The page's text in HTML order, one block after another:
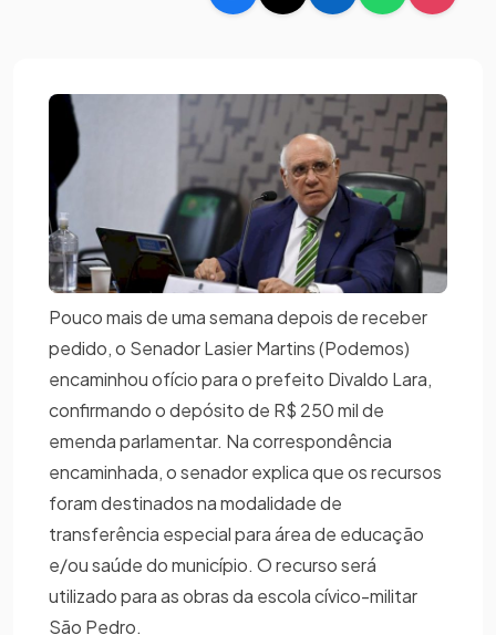
Pouco mais de uma semana depois de receber
pedido, o Senador Lasier Martins (Podemos)
encaminhou ofício para o prefeito Divaldo Lara,
confirmando o depósito de R$ 250 mil de
emenda parlamentar. Na correspondência
encaminhada, o senador explica que os recursos
foram destinados na modalidade de
transferência especial para área de educação
e/ou saúde do município. O recurso será
utilizado para as obras da escola cívico-militar
São Pedro.